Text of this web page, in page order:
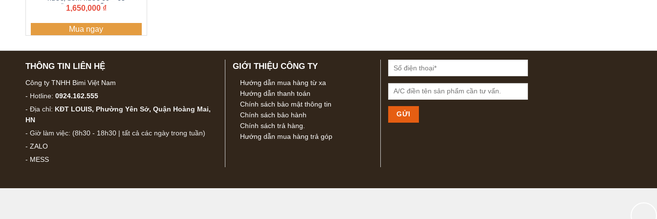
Dây dẫn tưới PE , Ống 2 lớp
ống tải nước cuộn 100 mét
1,650,000 ₫
Mua ngay
THÔNG TIN LIÊN HỆ
Công ty TNHH Bimi Việt Nam
- Hotline: 0924.162.555
- Địa chỉ: KĐT LOUIS, Phường Yên Sở, Quận Hoàng Mai,
HN
- Giờ làm việc: (8h30 - 18h30 | tất cả các ngày trong tuần)
- ZALO
- MESS
GIỚI THIỆU CÔNG TY
Hướng dẫn mua hàng từ xa
Hướng dẫn thanh toán
Chính sách bảo mật thông tin
Chính sách bảo hành
Chính sách trả hàng.
Hướng dẫn mua hàng trả góp